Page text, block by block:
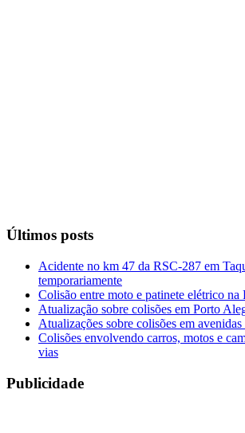
Últimos posts
Acidente no km 47 da RSC-287 em
temporariamente
Colisão entre moto e patinete elétrico
Atualização sobre colisões em Porto
Atualizações sobre colisões em
Colisões envolvendo carros, motos e
vias
Publicidade